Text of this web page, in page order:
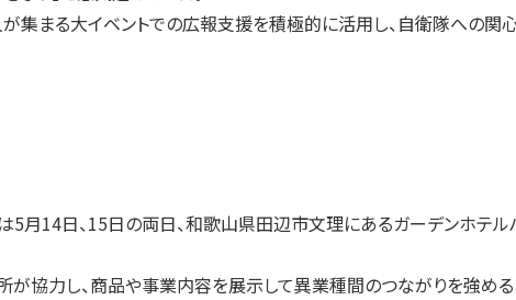
集まる大イベントでの広報支援を積極的に活用し、自衛隊への関
14日、15日の両日、和歌山県田辺市文理にあるガーデンホテル
協力し、商品や事業内容を展示して異業種間のつながりを強め